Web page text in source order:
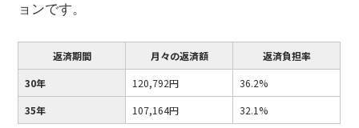
ョンです。
返済期間 月々の返済額
返済負担率
30年
120,792円
36.2%
35年
107,164円 32.1%